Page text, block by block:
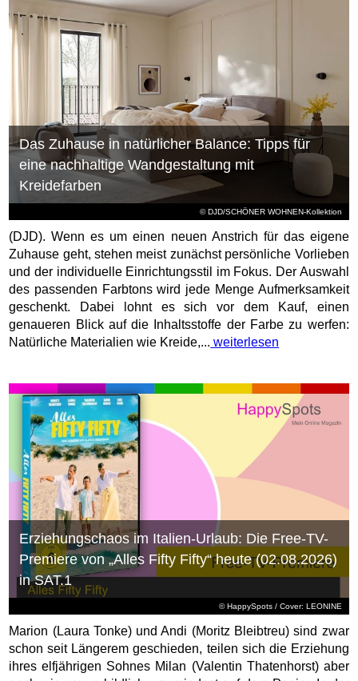
© DJD/SCHÖNER WOHNEN-Kollektion
Das Zuhause in natürlicher Balance: Tipps für
eine nachhaltige Wandgestaltung mit
Kreidefarben
(DJD). Wenn es um einen neuen Anstrich für das eigene
Zuhause geht, stehen meist zunächst persönliche Vorlieben
und der individuelle Einrichtungsstil im Fokus. Der Auswahl
des passenden Farbtons wird jede Menge Aufmerksamkeit
geschenkt. Dabei lohnt es sich vor dem Kauf, einen
genaueren Blick auf die Inhaltsstoffe der Farbe zu werfen:
Natürliche Materialien wie Kreide,... weiterlesen
© HappySpots / Cover: LEONINE
Erziehungschaos im Italien-Urlaub: Die Free-TV-
Premiere von „Alles Fifty Fifty“ heute (02.08.2026)
in SAT.1
Marion (Laura Tonke) und Andi (Moritz Bleibtreu) sind zwar
schon seit Längerem geschieden, teilen sich die Erziehung
ihres elfjährigen Sohnes Milan (Valentin Thatenhorst) aber